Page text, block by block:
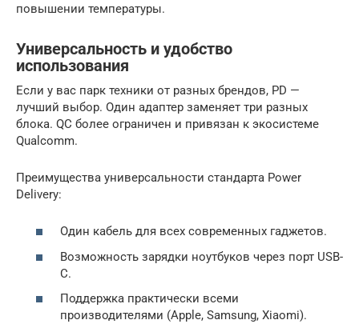
повышении температуры.
Универсальность и удобство
использования
Если у вас парк техники от разных брендов, PD —
лучший выбор. Один адаптер заменяет три разных
блока. QC более ограничен и привязан к экосистеме
Qualcomm.
Преимущества универсальности стандарта Power
Delivery:
Один кабель для всех современных гаджетов.
Возможность зарядки ноутбуков через порт USB-
C.
Поддержка практически всеми
производителями (Apple, Samsung, Xiaomi).